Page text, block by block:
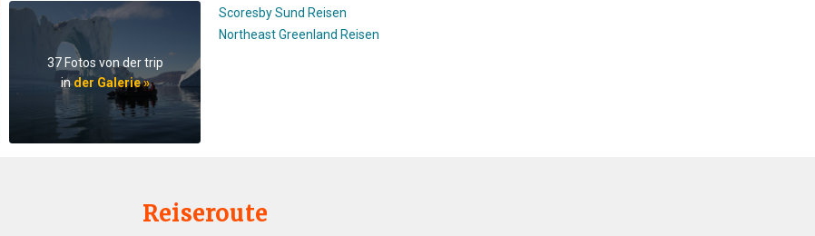
37 Fotos von der trip
inder Galerie »
Scoresby Sund Reisen
Northeast Greenland Reisen
Reiseroute